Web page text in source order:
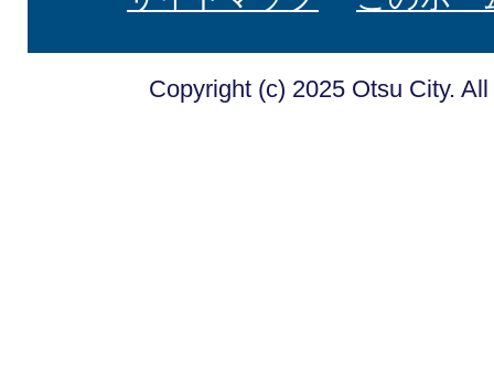
Copyright (c) 2025 Otsu City.